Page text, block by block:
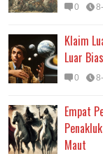
0
Klaim
Luar
0
Empat
Maut